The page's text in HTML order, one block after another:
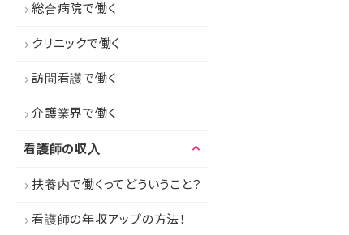
総合病院で働く
クリニックで働く
訪問看護で働く
介護業界で働く
看護師の収入
扶養内で働くってどういうこと？
看護師の年収アップの方法！